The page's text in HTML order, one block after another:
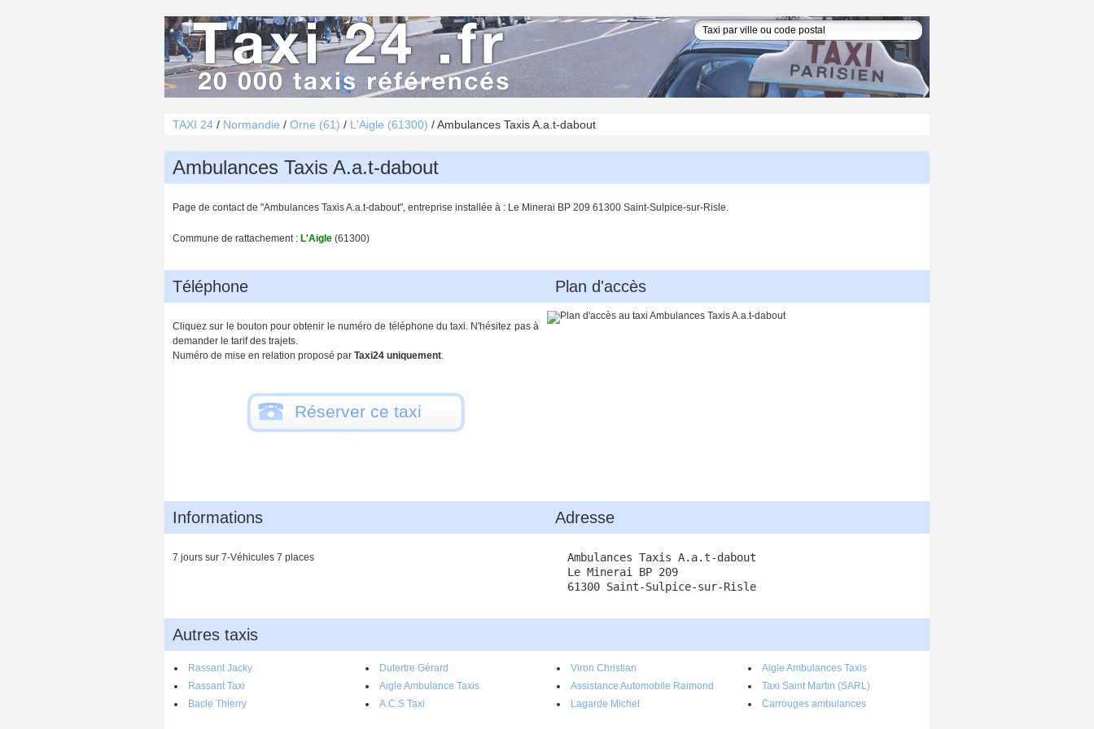
TAXI 24 / Normandie / Orne (61) / L'Aigle (61300) /Ambulances Taxis A.a.t-dabout
Ambulances Taxis A.a.t-dabout
Page de contact de "Ambulances Taxis A.a.t-dabout", entreprise installée à : Le Minerai BP 209 61300 Saint-Sulpice-sur-Risle.
Commune de rattachement : L'Aigle (61300)
Téléphone
Cliquez sur le bouton pour obtenir le numéro de téléphone du taxi. N'hésitez pas à
demander le tarif des trajets.
Numéro de mise en relation proposé par Taxi24 uniquement.
Réserver ce taxi
Plan d'accès
Informations
7 jours sur 7-Véhicules 7 places
Adresse
Ambulances Taxis A.a.t-dabout
Le Minerai BP 209
61300 Saint-Sulpice-sur-Risle
Autres taxis
Rassant Jacky Dutertre Gérard Viron Christian
Aigle Ambulances Taxis
Rassant Taxi
Aigle Ambulance Taxis Assistance Automobile Raimond
Taxi Saint Martin (SARL)
Bacle Thierry
A.C.S Taxi Lagarde Michel Carrouges ambulances